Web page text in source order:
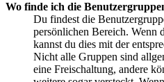
Wo finde ich die
Du findest die
persönlichen Bereich. Wenn
kannst du dies mit der
Nicht alle Gruppen sind
eine Freischaltung, andere